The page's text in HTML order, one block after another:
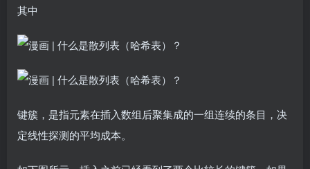
其中
键簇，是指元素在插入数组后聚集成的一组连续的条目，决
定线性探测的平均成本。